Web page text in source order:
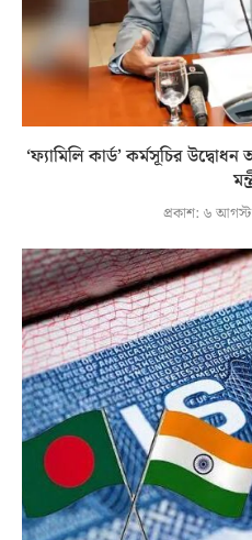
‘ফ্যামিলি কার্ড’ কর্মসূচির
প্রকাশ: ৬